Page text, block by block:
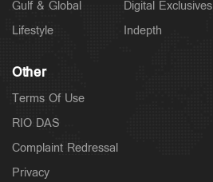
Gulf & Global
Lifestyle
Digital Exclusives
Indepth
Other
Terms Of Use
RIO DAS
Complaint Redressal
Privacy